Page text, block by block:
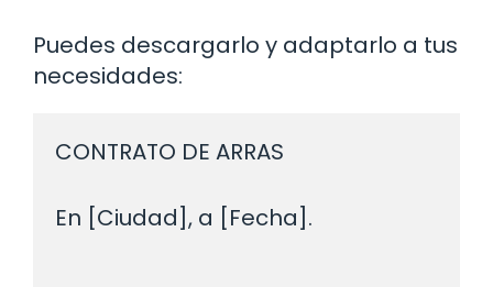
Puedes descargarlo y adaptarlo a tus
necesidades:
CONTRATO DE ARRAS
En [Ciudad], a [Fecha].